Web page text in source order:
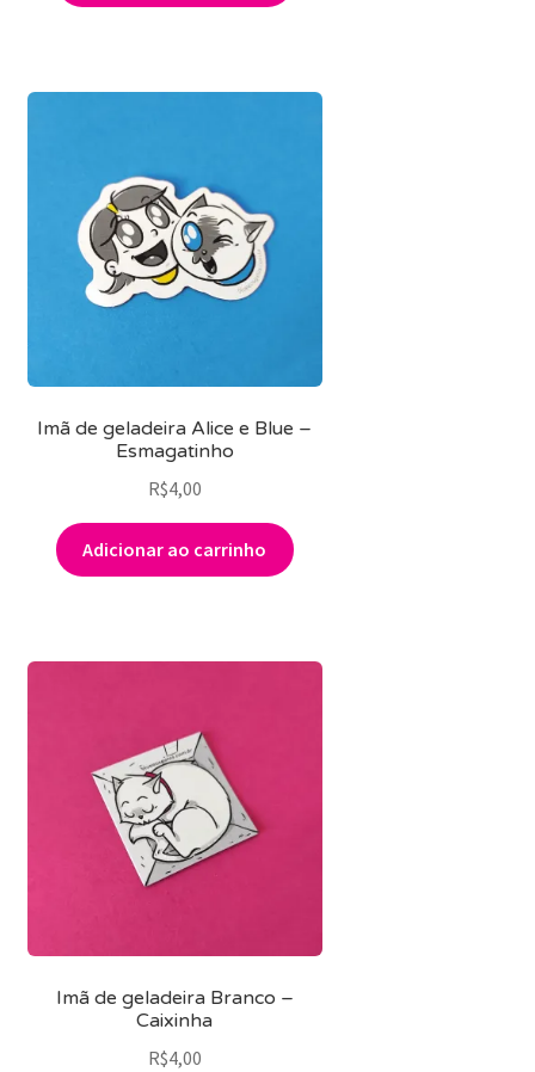
Imã de geladeira Alice e Blue –
Esmagatinho
R$4,00
Adicionar ao carrinho
Imã de geladeira Branco –
Caixinha
R$4,00